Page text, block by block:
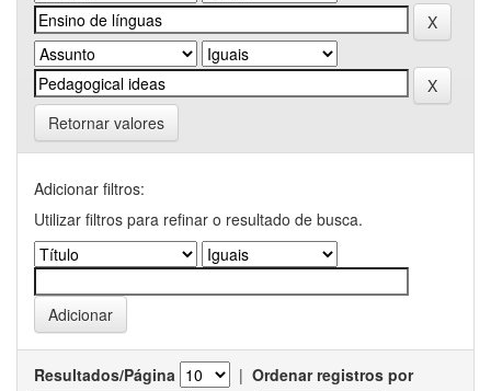
Retornar valores
Adicionar filtros:
Utilizar filtros para refinar o resultado de busca.
Resultados/Página | Ordenar registros por